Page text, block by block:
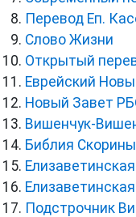
Перевод Еп.
Слово Жизни
Открытый
Еврейский
Новый Завет
Вишенчук-
Библия Скорины
Подстрочник